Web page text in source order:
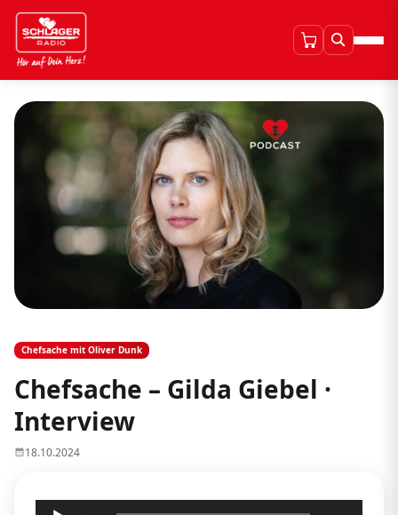
Chefsache mit Oliver Dunk
Chefsache – Gilda Giebel ·
Interview
18.10.2024
Audio-